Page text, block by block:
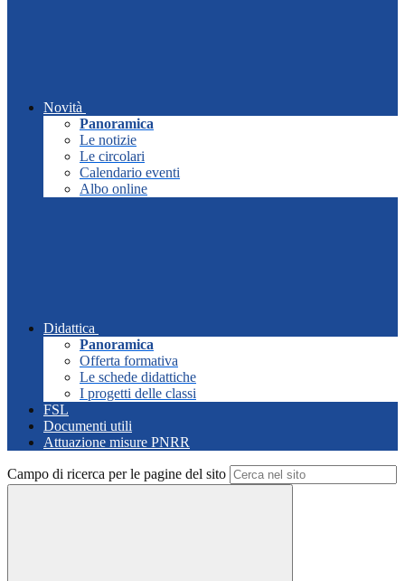
Novità
Panoramica
Le notizie
Le circolari
Calendario eventi
Albo online
Didattica
Panoramica
Offerta formativa
Le schede didattiche
I progetti delle classi
FSL
Documenti utili
Attuazione misure PNRR
Campo di ricerca per le pagine del sito